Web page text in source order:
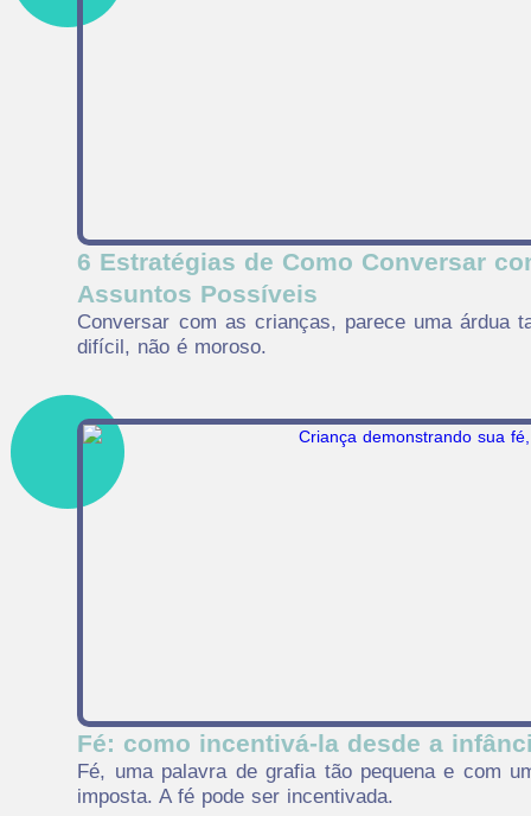
6 Estratégias de Como Conversar
Assuntos Possíveis
Conversar com as crianças, parece uma árdua
difícil, não é moroso.
Fé: como incentivá-la desde a
Fé, uma palavra de grafia tão pequena e com
imposta. A fé pode ser incentivada.